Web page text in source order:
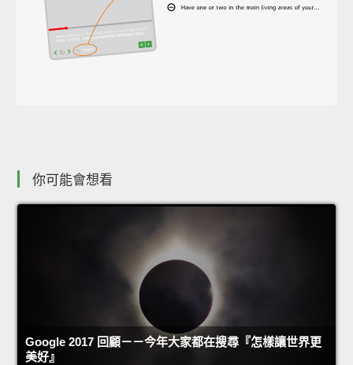
你可能會想看
Google 2017 回顧－－今年大家都在搜尋『怎樣讓世界更
美好』